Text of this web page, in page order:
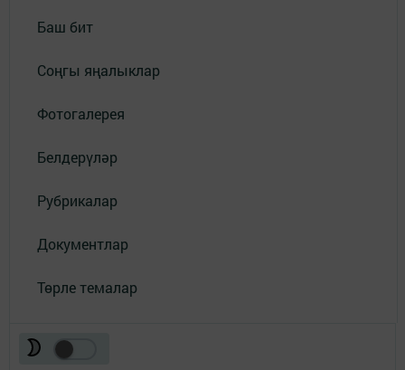
Баш бит
Соңгы яңалыклар
Фотогалерея
Белдерүләр
Рубрикалар
Документлар
Төрле темалар